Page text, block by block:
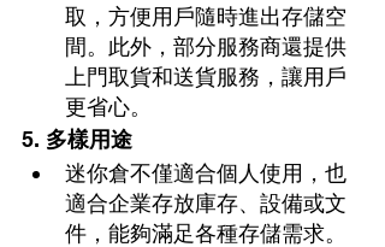
取，方便用戶隨時進出存儲空
間。此外，部分服務商還提供
上門取貨和送貨服務，讓用戶
更省心。
5. 多樣用途
迷你倉不僅適合個人使用，也
適合企業存放庫存、設備或文
件，能夠滿足各種存儲需求。